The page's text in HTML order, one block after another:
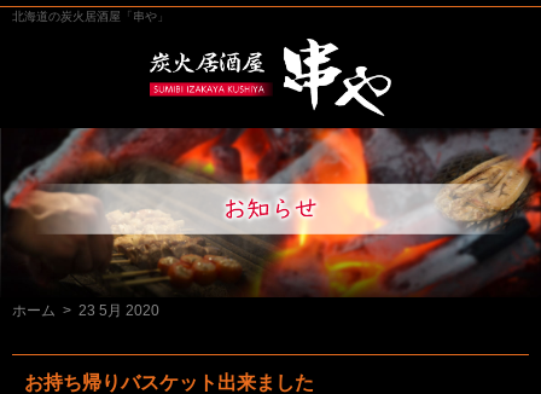
北海道の炭火居酒屋「串や」
ホーム > 23 5月 2020
お持ち帰りバスケット出来ました